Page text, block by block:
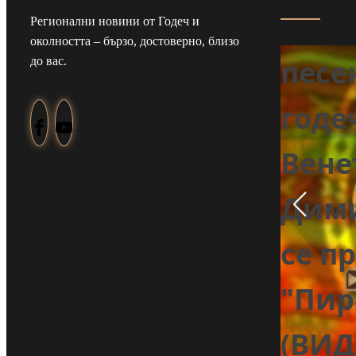
Регионални новини от Годеч и
околността – бързо, достоверно, близо
до вас.
сватба заради
пожара край
Шума:
се